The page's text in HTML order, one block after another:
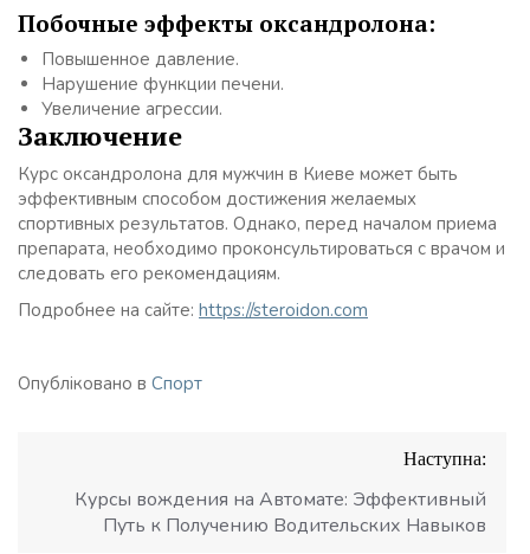
Побочные эффекты оксандролона:
Повышенное давление.
Нарушение функции печени.
Увеличение агрессии.
Заключение
Курс оксандролона для мужчин в Киеве может быть
эффективным способом достижения желаемых
спортивных результатов. Однако, перед началом приема
препарата, необходимо проконсультироваться с врачом и
следовать его рекомендациям.
Подробнее на сайте: https://steroidon.com
Опубліковано в Спорт
Наступна:
Курсы вождения на Автомате: Эффективный
Путь к Получению Водительских Навыков